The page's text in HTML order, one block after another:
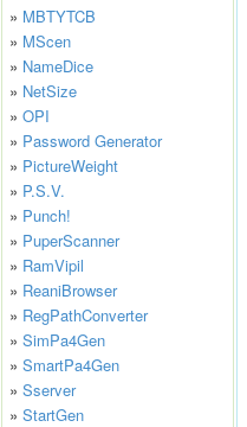
» MBTYTCB
» MScen
» NameDice
» NetSize
» OPI
» Password Generator
» PictureWeight
» P.S.V.
» Punch!
» PuperScanner
» RamVipil
» ReaniBrowser
» RegPathConverter
» SimPa4Gen
» SmartPa4Gen
» Sserver
» StartGen